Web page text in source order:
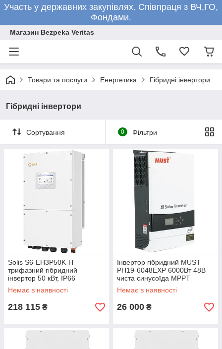
Участь у державних закупівлях. Співпраця з ВЧ,ГО,
Фондами.
Магазин Bezpeka Veritas
Товари та послуги Енергетика Гібридні інвертори
Гібридні інвертори
Сортування 0 Фільтри
Solis S6-EH3P50K-H
трифазний гібридний
інвертор 50 кВт, IP66
Немає в наявності
218 115 ₴
Інвертор гібридний MUST
PH19-6048EXP 6000Вт 48В
чиста синусоїда MPPT
Немає в наявності
26 000 ₴